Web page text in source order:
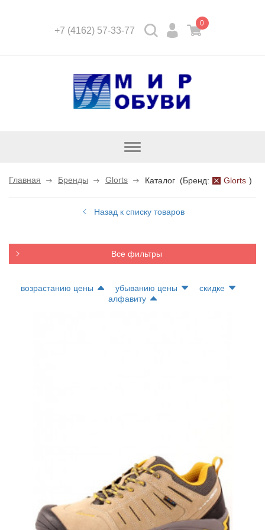
+7 (4162) 57-33-77
0
Открыть
Главная Бренды Glorts Каталог (Бренд: Glorts )
Назад к списку товаров
Все фильтры
возрастанию цены убыванию цены
скидке
алфавиту